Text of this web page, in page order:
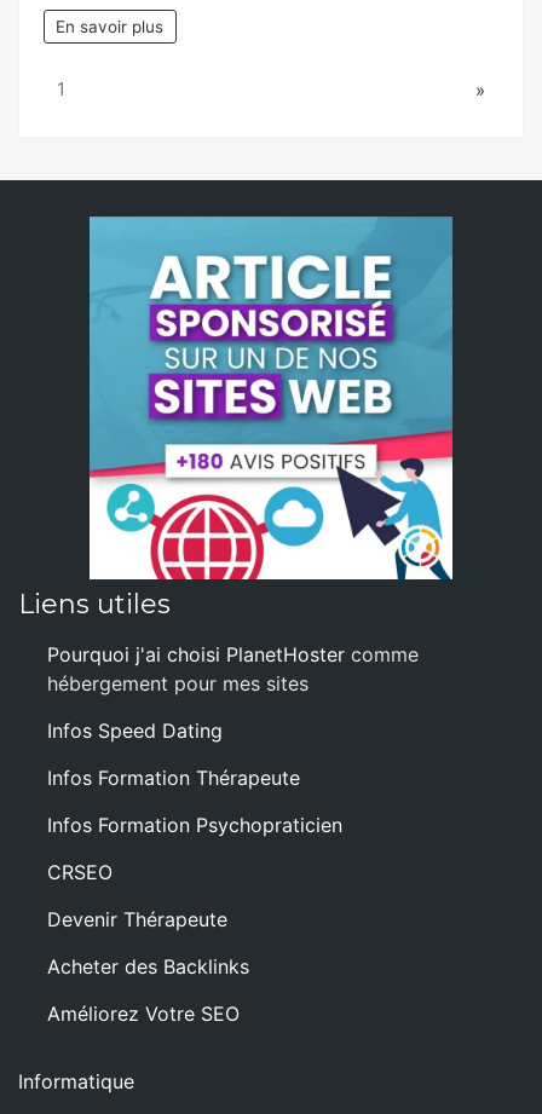
En savoir plus
Page:
1 Next
»
Liens utiles
Pourquoi j'ai choisi PlanetHoster comme
hébergement pour mes sites
Infos Speed Dating
Infos Formation Thérapeute
Infos Formation Psychopraticien
CRSEO
Devenir Thérapeute
Acheter des Backlinks
Améliorez Votre SEO
Informatique